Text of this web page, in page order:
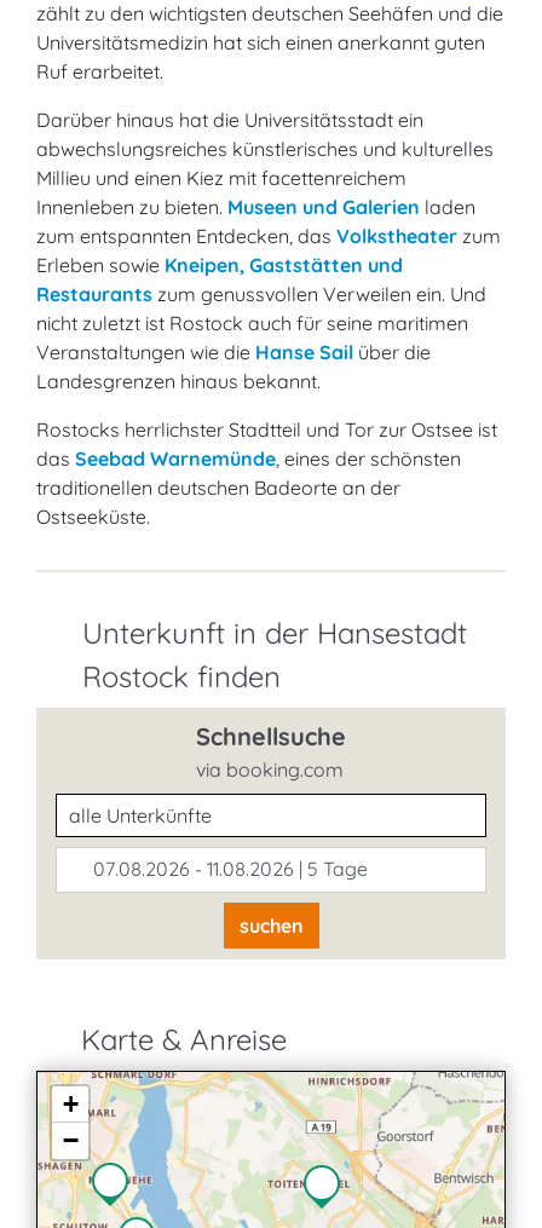
zählt zu den wichtigsten deutschen Seehäfen und die
Universitätsmedizin hat sich einen anerkannt guten
Ruf erarbeitet.
Darüber hinaus hat die Universitätsstadt ein
abwechslungsreiches künstlerisches und kulturelles
Millieu und einen Kiez mit facettenreichem
Innenleben zu bieten. Museen und Galerien laden
zum entspannten Entdecken, das Volkstheater zum
Erleben sowie Kneipen, Gaststätten und
Restaurants zum genussvollen Verweilen ein. Und
nicht zuletzt ist Rostock auch für seine maritimen
Veranstaltungen wie die Hanse Sail über die
Landesgrenzen hinaus bekannt.
Rostocks herrlichster Stadtteil und Tor zur Ostsee ist
das Seebad Warnemünde, eines der schönsten
traditionellen deutschen Badeorte an der
Ostseeküste.
Unterkunft in der Hansestadt
Rostock finden
Schnellsuche
via booking.com
Unterkunftsart
07.08.2026 - 11.08.2026 | 5 Tage
suchen
Karte & Anreise
+
−